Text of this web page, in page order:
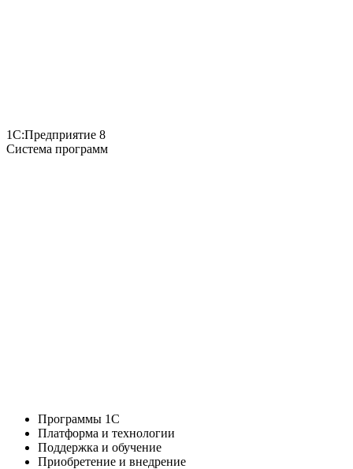
1С:Предприятие 8
Система программ
Программы 1С
Платформа и технологии
Поддержка и обучение
Приобретение и внедрение